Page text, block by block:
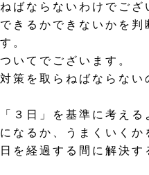
ばならないわけでござ
きるかできないかを
。
いてでございます。
策を取らねばならな
３日」を基準に考える
なるか、うまくいくか
を経過する間に解決